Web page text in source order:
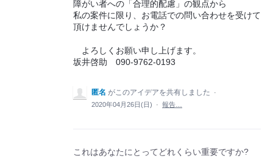
障がい者への「合理的配慮」の観点から
私の案件に限り、お電話での問い合わせを受けて
頂けませんでしょうか？
よろしくお願い申し上げます。
坂井啓助 090-9762-0193
匿名 がこのアイデアを共有しました
·
2020年04月26日(日)
· 報告…
これはあなたにとってどれくらい重要ですか?